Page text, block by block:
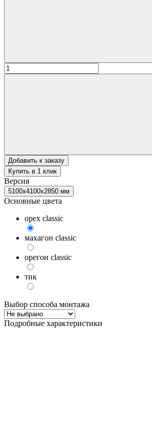
Добавить к заказу
Купить в 1 клик
Версия
5100x4100x2850 мм
Основные цвета
орех classic
махагон classic
орегон classic
тик
Выбор способа монтажа
Подробные характеристики